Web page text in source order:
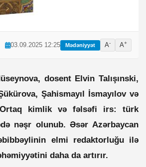
03.09.2025 12:25 Mədəniyyət A- A+
dosent Elvin Talışınski,
Şahismayıl İsmayılov və
kimlik və fəlsəfi irs: türk
nəşr olunub. Əsər Azərbaycan
elmi redaktorluğu ilə
daha da artırır.